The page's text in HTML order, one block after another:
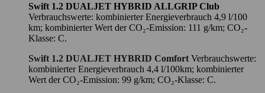
Swift 1.2 DUALJET HYBRID ALLGRIP Club
Verbrauchswerte: kombinierter Energieverbrauch 4,9 l/100
km; kombinierter Wert der CO₂-Emission: 111 g/km; CO₂-
Klasse: C.
Swift 1.2 DUALJET HYBRID Comfort Verbrauchswerte:
kombinierter Energieverbrauch 4,4 l/100km; kombinierter
Wert der CO₂-Emission: 99 g/km; CO₂-Klasse: C.